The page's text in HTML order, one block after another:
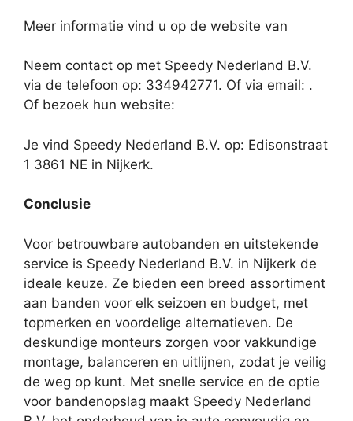
Meer informatie vind u op de website van
Neem contact op met Speedy Nederland B.V.
via de telefoon op: 334942771. Of via email: .
Of bezoek hun website:
Je vind Speedy Nederland B.V. op: Edisonstraat
1 3861 NE in Nijkerk.
Conclusie
Voor betrouwbare autobanden en uitstekende
service is Speedy Nederland B.V. in Nijkerk de
ideale keuze. Ze bieden een breed assortiment
aan banden voor elk seizoen en budget, met
topmerken en voordelige alternatieven. De
deskundige monteurs zorgen voor vakkundige
montage, balanceren en uitlijnen, zodat je veilig
de weg op kunt. Met snelle service en de optie
voor bandenopslag maakt Speedy Nederland